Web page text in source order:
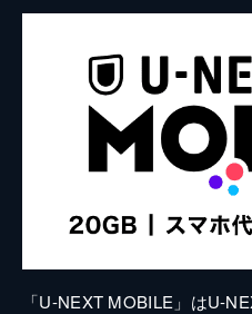
「U-NEXT MOBILE」はU-